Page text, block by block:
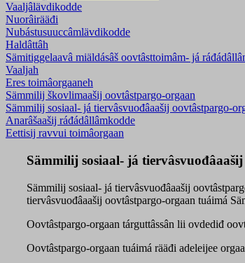
Vaaljâlävdikodde
Nuorâirääđi
Nubástusuuccâmlävdikodde
Haldâttâh
Sämitiggelaavâ miäldásâš oovtâsttoimâm- já
Vaaljah
Eres toimâorgaaneh
Sämmilij škovlimaašij oovtâstpargo-orgaan
Sämmilij sosiaal- já tiervâsvuođâaašij oovtâstpargo-
Anarâšaašij ráđádâllâmkodde
Eettisij ravvui toimâorgaan
Sämmilij sosiaal- já
Sämmilij sosiaal- já tiervâsvuođâaašij
tiervâsvuođâaašij oovtâstpargo-orgaan tuáimá
Oovtâstpargo-orgaan tárguttâssân lii ovdediđ
Oovtâstpargo-orgaan tuáimá rääđi adeleijee